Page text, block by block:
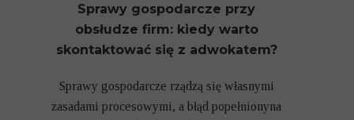
Sprawy gospodarcze przy
obsłudze firm: kiedy warto
skontaktować się z adwokatem?
Sprawy gospodarcze rządzą się własnymi
zasadami procesowymi, a błąd popełnionyna